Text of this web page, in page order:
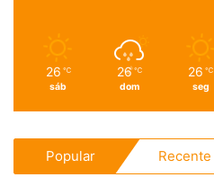
26 ℃
sáb
26 ℃
dom
26 ℃
seg
Popular Recente